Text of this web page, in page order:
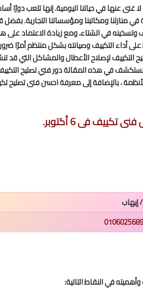
غنى عنها في حياتنا اليومية. إنها تلعب دورًا
في منازلنا ومكاتبنا ومؤسساتنا التجارية.
وتسخينه في الشتاء، ومع زيادة الاعتماد على
أداء التكييف وصيانته بشكل منتظم أمرًا
التكييف لإصلاح الأعطال والمشاكل التي قد
في هذه المقالة دور فني تصليح
، بالإضافة إلى معرفة احسن فنى تصليح
تكييف فى 6 أكتوبر .
إيهاب
في النقاط التالية: